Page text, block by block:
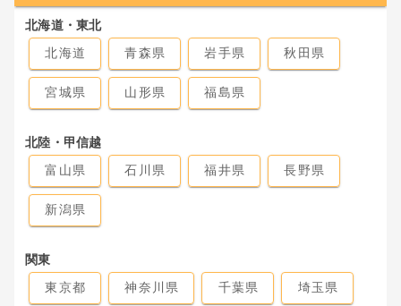
北海道・東北
北海道
青森県 岩手県 秋田県
宮城県 山形県 福島県
北陸・甲信越
富山県
石川県 福井県 長野県
新潟県
関東
東京都
神奈川県 千葉県 埼玉県